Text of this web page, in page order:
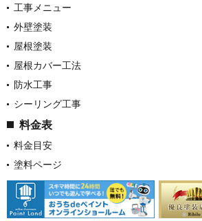
工事メニュー
外壁塗装
屋根塗装
屋根カバー工法
防水工事
シーリング工事
料金表
料金目安
塗料ページ